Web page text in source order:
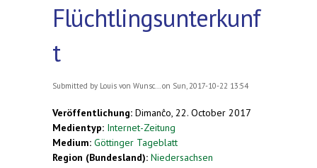
Flüchtlingsunterkunf
t
Submitted by Louis von Wunsc... on Sun, 2017-10-22 13:54
Veröffentlichung: Dimanĉo, 22. October 2017
Medientyp: Internet-Zeitung
Medium: Göttinger Tageblatt
Region (Bundesland): Niedersachsen